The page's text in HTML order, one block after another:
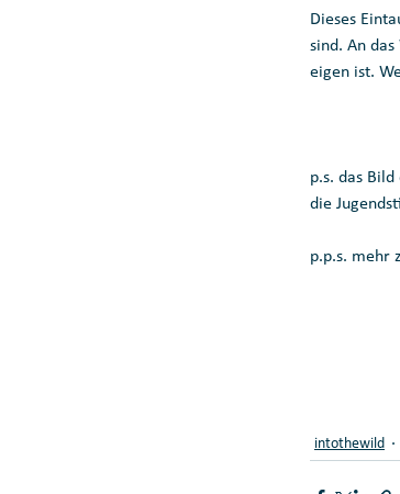
Dieses
sind. An
eigen ist.
p.s. das
die
p.p.s. mehr
intothewild